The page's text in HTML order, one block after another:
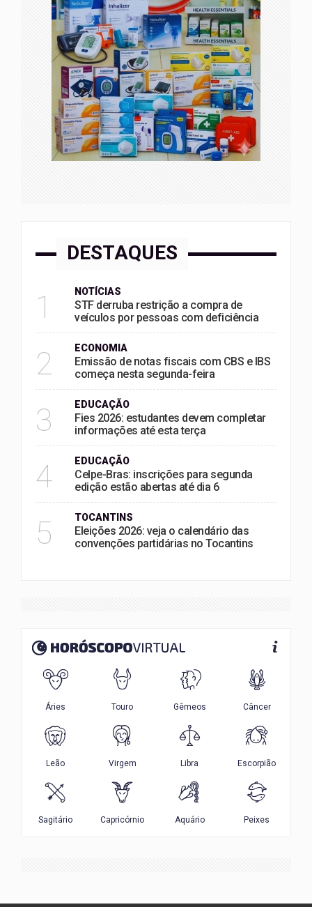
DESTAQUES
1 NOTÍCIAS
STF derruba restrição a compra de
veículos por pessoas com deficiência
2 ECONOMIA
Emissão de notas fiscais com CBS e IBS
começa nesta segunda-feira
3 EDUCAÇÃO
Fies 2026: estudantes devem completar
informações até esta terça
4 EDUCAÇÃO
Celpe-Bras: inscrições para segunda
edição estão abertas até dia 6
5 TOCANTINS
Eleições 2026: veja o calendário das
convenções partidárias no Tocantins